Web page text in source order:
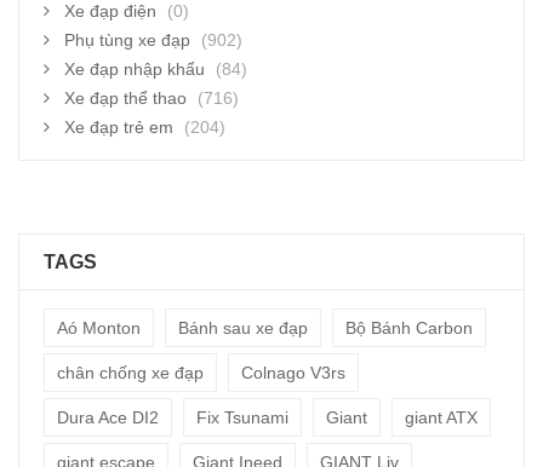
Xe đạp điện
(0)
Phụ tùng xe đạp
(902)
Xe đạp nhập khẩu
(84)
Xe đạp thể thao
(716)
Xe đạp trẻ em
(204)
TAGS
Aó Monton Bánh sau xe đạp Bộ Bánh Carbon
chân chống xe đạp Colnago V3rs
Dura Ace DI2 Fix Tsunami Giant giant ATX
giant escape Giant Ineed GIANT Liv